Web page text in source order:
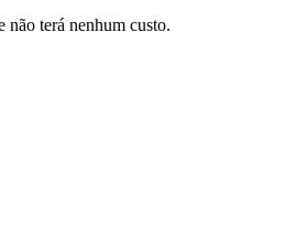
não terá nenhum custo.